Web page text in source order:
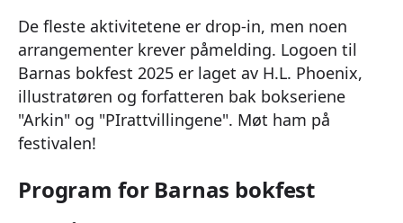
De fleste aktivitetene er drop-in, men noen
arrangementer krever påmelding. Logoen til
Barnas bokfest 2025 er laget av H.L. Phoenix,
illustratøren og forfatteren bak bokseriene
"Arkin" og "PIrattvillingene". Møt ham på
festivalen!
Program for Barnas bokfest